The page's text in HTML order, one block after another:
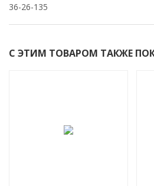
36-26-135
С ЭТИМ ТОВАРОМ ТАКЖЕ